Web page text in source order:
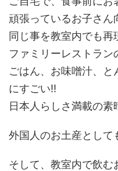
頑張っているお子さん
同じ事を教室内でも
ファミリーレストラン
ごはん、お味噌汁、と
にすごい!!
日本人らしさ満載の
外国人のお土産として
そして、教室内で飲む